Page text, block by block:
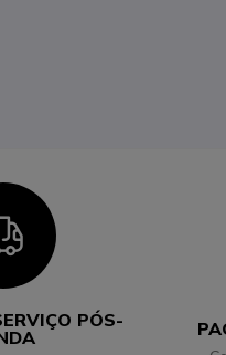
Icon
PÓS-